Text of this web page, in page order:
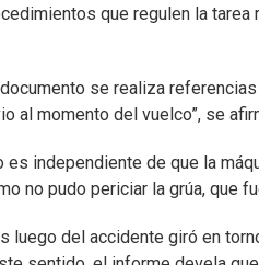
que regulen la
se realiza
al momento del vuelco”, se
es independiente de que la
no pudo periciar la grúa, que
luego del accidente giró en